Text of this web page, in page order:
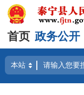
首页 政务公开